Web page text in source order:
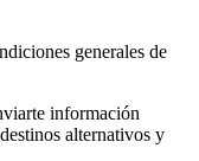
generales de
información
alternativos y